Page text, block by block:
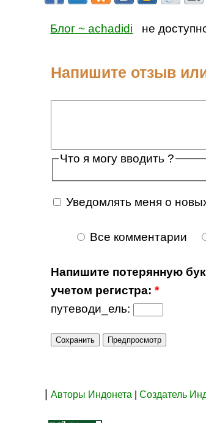
Блог ~ achadidi не
Напишите отзыв
Что я могу вводить ?
Уведомлять меня о
Все комментарии
Напишите потерянную
учетом регистра: *
путеводи_ель:
| Авторы Индонета Создатель